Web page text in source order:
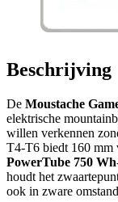
Beschrijving
De Moustache
elektrische
willen verkennen
T4-T6 biedt 160 mm
PowerTube 750 Wh
houdt het
ook in zware